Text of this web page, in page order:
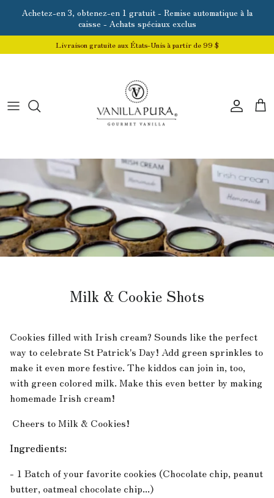
Aller au contenu
Achetez-en 3, obtenez-en 1 gratuit - Remise automatique à la
caisse - Achats spéciaux exclus
Livraison gratuite aux États-Unis à partir de 99 $
Compte
Milk & Cookie Shots
Cookies filled with Irish cream? Sounds like the perfect
way to celebrate St Patrick's Day! Add green sprinkles to
make it even more festive. The kiddos can join in, too,
with green colored milk. Make this even better by making
homemade Irish cream!
Cheers to Milk & Cookies!
Ingredients:
- 1 Batch of your favorite cookies (Chocolate chip, peanut
butter, oatmeal chocolate chip...)